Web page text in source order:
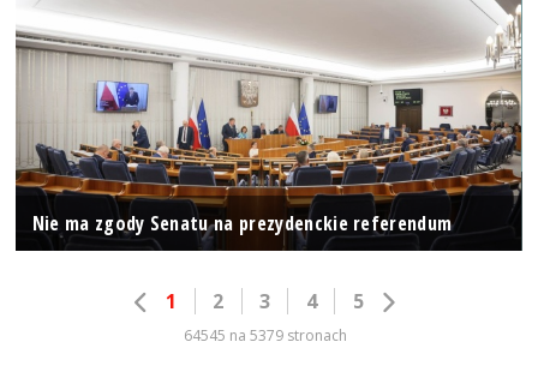
Nie ma zgody Senatu na prezydenckie referendum
1 2 3 4 5
64545 na 5379 stronach